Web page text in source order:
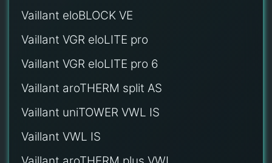
Vaillant eloBLOCK VE
Vaillant VGR eloLITE pro
Vaillant VGR eloLITE pro 6
Vaillant aroTHERM split AS
Vaillant uniTOWER VWL IS
Vaillant VWL IS